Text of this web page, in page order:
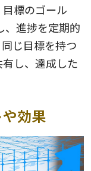
標のゴール
、進捗を定期的
じ目標を持つ
し、達成した
効果